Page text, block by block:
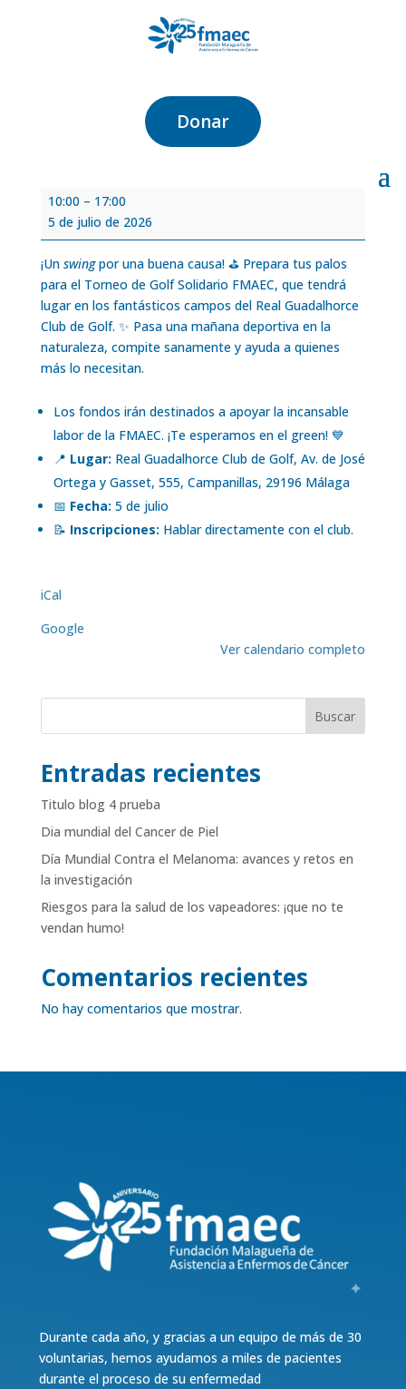
Donar
Torneo de Golf Solidario
| May 27, 2026
Torneo
de
Solidario
FMAEC
10:00 – 17:00
5 de julio de 2026
¡Un swingpor una buena causa! ⛳ Prepara tus palos
para el Torneo de Golf Solidario FMAEC, que tendrá
lugar en los fantásticos campos del Real Guadalhorce
Club de Golf. ✨ Pasa una mañana deportiva en la
naturaleza, compite sanamente y ayuda a quienes
más lo necesitan.
Los fondos irán destinados a apoyar la incansable
labor de la FMAEC. ¡Te esperamos en el green! 💙
📍 Lugar: Real Guadalhorce Club de Golf, Av. de José
Ortega y Gasset, 555, Campanillas, 29196 Málaga
📅 Fecha: 5 de julio
📝 Inscripciones: Hablar directamente con el club.
iCal
Google
Ver calendario completo
Buscar
Entradas recientes
Titulo blog 4 prueba
Dia mundial del Cancer de Piel
Día Mundial Contra el Melanoma: avances y retos en
la investigación
Riesgos para la salud de los vapeadores: ¡que no te
vendan humo!
Comentarios recientes
No hay comentarios que mostrar.
Durante cada año, y gracias a un equipo de más de 30
voluntarias, hemos ayudamos a miles de pacientes
durante el proceso de su enfermedad